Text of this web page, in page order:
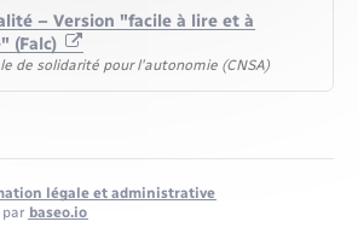
– Version "facile à lire et à
(Falc)
de solidarité pour l'autonomie (CNSA)
légale et administrative
baseo.io